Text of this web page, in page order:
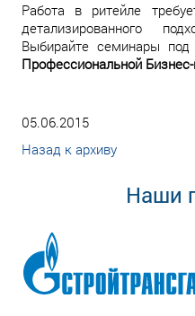
Работа в ритейле
детализированного
Выбирайте семинары
Профессиональной
05.06.2015
Назад к архиву
Наши